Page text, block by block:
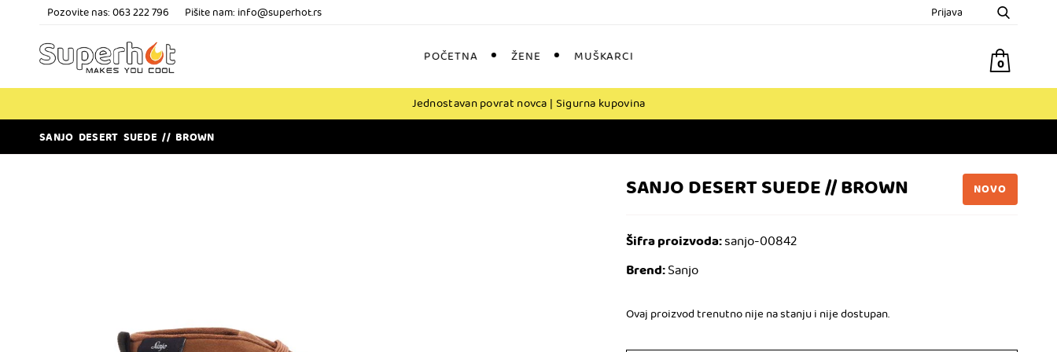
Pozovite nas:063 222 796 Pišite nam: info@superhot.rs Prijava
POČETNA ŽENE MUŠKARCI
Jednostavan povrat novca | Sigurna kupovina
SANJO DESERT SUEDE // BROWN
SANJO DESERT SUEDE // BROWN NOVO
Šifra proizvoda:sanjo-00842
Brend:Sanjo
Ovaj proizvod trenutno nije na stanju i nije dostupan.
0